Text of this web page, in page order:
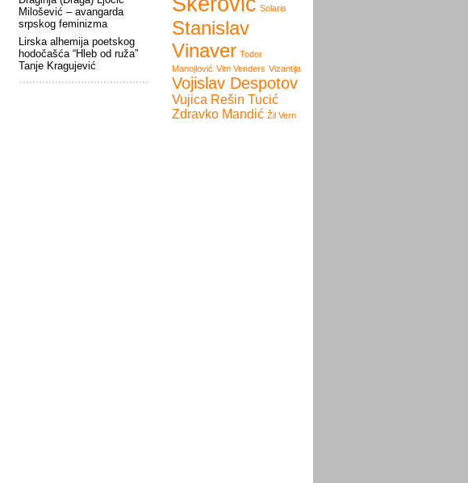
Milošević – avangarda
srpskog feminizma
Lirska alhemija poetskog
hodočašća “Hleb od ruža”
Tanje Kragujević
Solaris
Stanislav
Vinaver Todor
Manojlović Vim Venders Vizantija
Vojislav Despotov
Vujica Rešin Tucić
Zdravko Mandić Žil Vern